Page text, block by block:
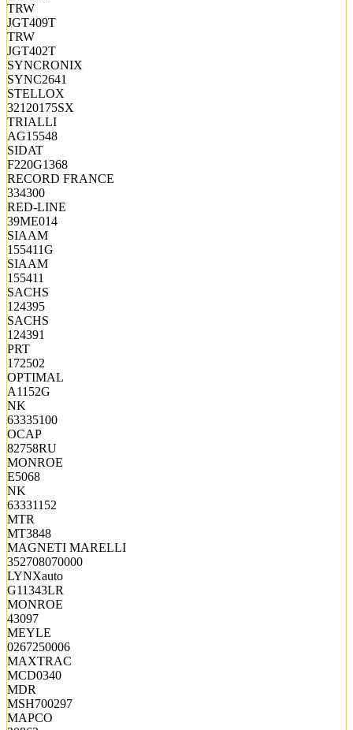
TRW
JGT409T
TRW
JGT402T
SYNCRONIX
SYNC2641
STELLOX
32120175SX
TRIALLI
AG15548
SIDAT
F220G1368
RECORD FRANCE
334300
RED-LINE
39ME014
SIAAM
155411G
SIAAM
155411
SACHS
124395
SACHS
124391
PRT
172502
OPTIMAL
A1152G
NK
63335100
OCAP
82758RU
MONROE
E5068
NK
63331152
MTR
MT3848
MAGNETI MARELLI
352708070000
LYNXauto
G11343LR
MONROE
43097
MEYLE
0267250006
MAXTRAC
MCD0340
MDR
MSH700297
MAPCO